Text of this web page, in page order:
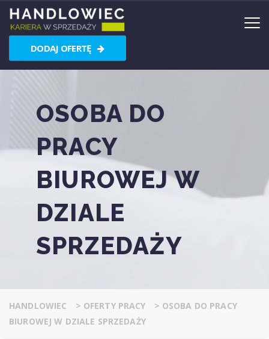
DODAJ OFERTĘ
OSOBA DO
PRACY
BIUROWEJ W
DZIALE
SPRZEDAŻY
HANDLOWIEC > OFERTY PRACY > OSOBA DO PRACY
BIUROWEJ W DZIALE SPRZEDAŻY